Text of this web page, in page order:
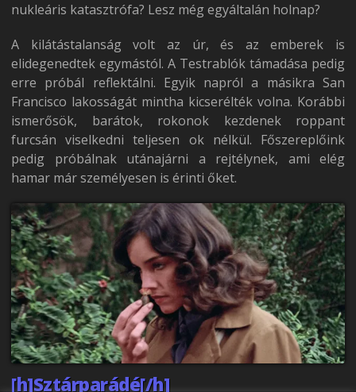
nukleáris katasztrófa? Lesz még egyáltalán holnap?
A kilátástalanság volt az úr, és az emberek is
elidegenedtek egymástól. A Testrablók támadása pedig
erre próbál reflektálni. Egyik napról a másikra San
Francisco lakosságát mintha kicserélték volna. Korábbi
ismerősök, barátok, rokonok kezdenek roppant
furcsán viselkedni teljesen ok nélkül. Főszereplőink
pedig próbálnak utánajárni a rejtélynek, ami elég
hamar már személyesen is érinti őket.
[h]Sztárparádé[/h]